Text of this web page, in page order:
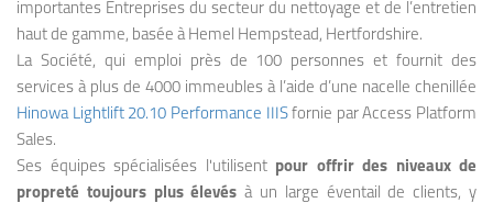
importantes Entreprises du secteur du nettoyage et de l’entretien
haut de gamme, basée à Hemel Hempstead, Hertfordshire.
La Société, qui emploi près de 100 personnes et fournit des
services à plus de 4000 immeubles à l’aide d’une nacelle chenillée
Hinowa Lightlift 20.10 Performance IIISfornie par Access Platform
Sales.
Ses équipes spécialisées l'utilisent pour offrir des niveaux de
propreté toujours plus élevés à un large éventail de clients, y